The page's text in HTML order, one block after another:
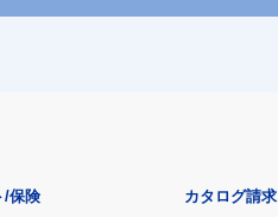
/保険
カタログ請求